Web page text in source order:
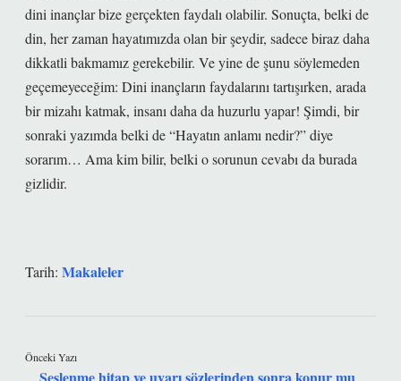
dini inançlar bize gerçekten faydalı olabilir. Sonuçta, belki de
din, her zaman hayatımızda olan bir şeydir, sadece biraz daha
dikkatli bakmamız gerekebilir. Ve yine de şunu söylemeden
geçemeyeceğim: Dini inançların faydalarını tartışırken, arada
bir mizahı katmak, insanı daha da huzurlu yapar! Şimdi, bir
sonraki yazımda belki de “Hayatın anlamı nedir?” diye
sorarım… Ama kim bilir, belki o sorunun cevabı da burada
gizlidir.
Tarih: Makaleler
Önceki Yazı